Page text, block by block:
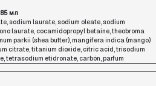
мл
sodium laurate, sodium oleate, sodium
laurate, cocamidopropyl betaine, theobroma
parkii (shea butter), mangifera indica (mango)
citrate, titanium dioxide, citric acid, trisodium
tetrasodium etidronate, carbón, parfum